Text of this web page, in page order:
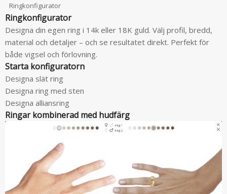
Ringkonfigurator
Ringkonfigurator
Designa din egen ring i 14k eller 18K guld. Välj profil, bredd,
material och detaljer – och se resultatet direkt. Perfekt för
både vigsel och förlovning.
Starta konfiguratorn
Designa slät ring
Designa ring med sten
Designa alliansring
Ringar kombinerad med hudfärg